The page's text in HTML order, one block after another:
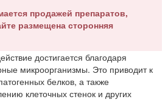
продажей препаратов,
размещена сторонняя
достигается благодаря
микроорганизмы. Это приводит к
белков, а также
клеточных стенок и других